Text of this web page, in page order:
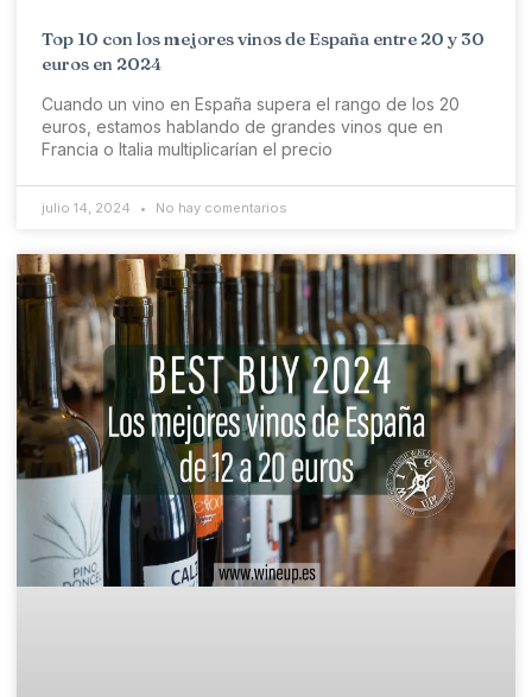
Top 10 con los mejores vinos de España entre 20 y 30
euros en 2024
Cuando un vino en España supera el rango de los 20
euros, estamos hablando de grandes vinos que en
Francia o Italia multiplicarían el precio
julio 14, 2024 No hay comentarios